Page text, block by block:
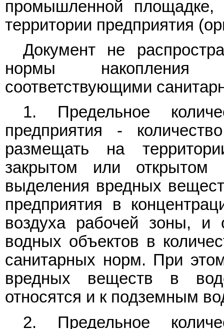
промышленной
территории предприятия
Документ не
нормы накопления
соответствующими
1. Предельное
предприятия -
размещать на
закрытом или открытом
выделения вредных
предприятия в
воздуха рабочей зоны, и
водных объектов в
санитарных норм. При
вредных веществ в
относятся и к подземным
2. Предельное